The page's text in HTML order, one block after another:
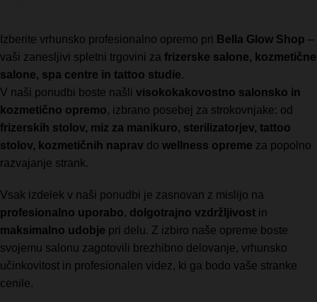
Izberite vrhunsko profesionalno opremo pri Bella Glow Shop –
vaši zanesljivi spletni trgovini za frizerske salone, kozmetične
salone, spa centre in tattoo studie.
V naši ponudbi boste našli visokokakovostno salonsko in
kozmetično opremo, izbrano posebej za strokovnjake: od
frizerskih stolov, miz za manikuro, sterilizatorjev, tattoo
stolov, kozmetičnih naprav do wellness opreme za popolno
razvajanje strank.
Vsak izdelek v naši ponudbi je zasnovan z mislijo na
profesionalno uporabo, dolgotrajno vzdržljivost in
maksimalno udobje pri delu. Z izbiro naše opreme boste
svojemu salonu zagotovili brezhibno delovanje, vrhunsko
učinkovitost in profesionalen videz, ki ga bodo vaše stranke
cenile.